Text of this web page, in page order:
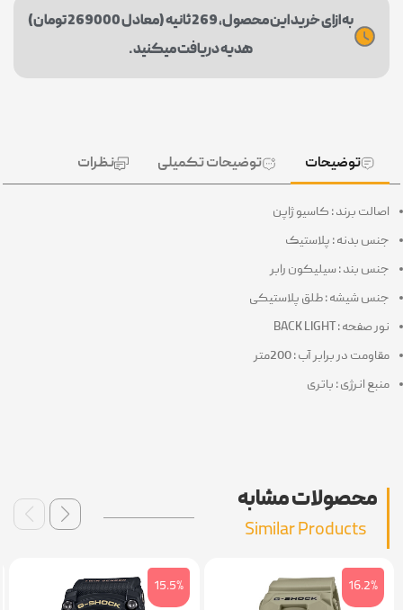
به ازای خرید این محصول، 269 ثانیه (معادل 269000 تومان)
هدیه دریافت میکنید.
توضیحات توضیحات تکمیلی نظرات
اصالت برند : کاسیو ژاپن
جنس بدنه : پلاستیک
جنس بند : سیلیکون رابر
جنس شیشه : طلق پلاستیکی
نور صفحه : BACK LIGHT
مقاومت در برابر آب : 200متر
منبع انرژی : باتری
محصولات مشابه
Similar Products
16.2%
15.5%